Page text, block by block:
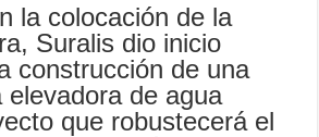
la colocación de la
Suralis dio inicio
construcción de una
elevadora de agua
que robustecerá el